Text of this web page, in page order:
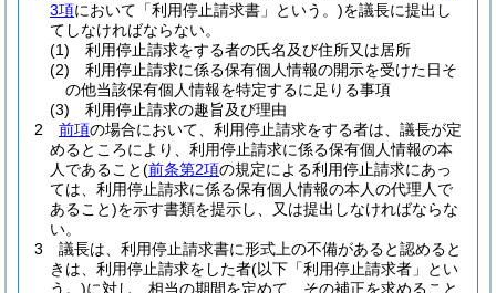
3項において「利用停止請求書」という。)を議長に提出し
てしなければならない。
(1)
利用停止請求をする者の氏名及び住所又は居所
(2)
利用停止請求に係る保有個人情報の開示を受けた日そ
の他当該保有個人情報を特定するに足りる事項
(3)
利用停止請求の趣旨及び理由
2
前項の場合において、利用停止請求をする者は、議長が定
めるところにより、利用停止請求に係る保有個人情報の本
人であること(前条第2項の規定による利用停止請求にあっ
ては、利用停止請求に係る保有個人情報の本人の代理人で
あること)を示す書類を提示し、又は提出しなければならな
い。
3
議長は、利用停止請求書に形式上の不備があると認めると
きは、利用停止請求をした者(以下「利用停止請求者」とい
う。)に対し、相当の期間を定めて、その補正を求めること